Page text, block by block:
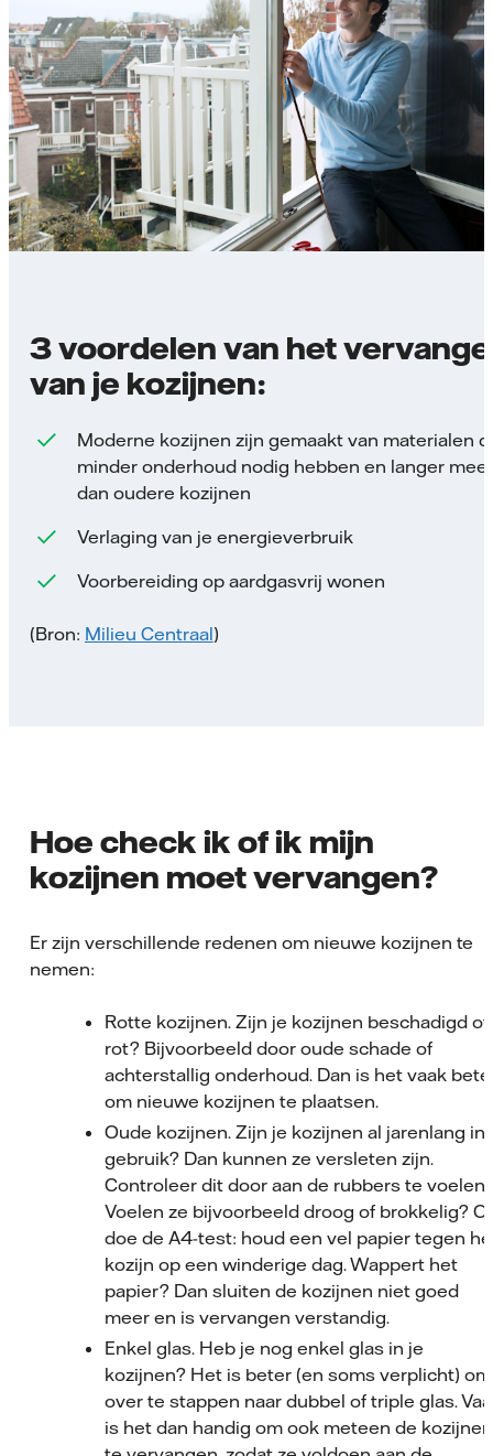
3 voordelen van het
van je kozijnen:
Moderne kozijnen zijn gemaakt van materialen
minder onderhoud nodig hebben en langer
dan oudere kozijnen
Verlaging van je energieverbruik
Voorbereiding op aardgasvrij wonen
(Bron: Milieu Centraal)
Hoe check ik of ik mijn
kozijnen moet vervangen?
Er zijn verschillende redenen om nieuwe kozijnen te
nemen:
Rotte kozijnen. Zijn je kozijnen beschadigd of
rot? Bijvoorbeeld door oude schade of
achterstallig onderhoud. Dan is het vaak
om nieuwe kozijnen te plaatsen.
Oude kozijnen. Zijn je kozijnen al jarenlang in
gebruik? Dan kunnen ze versleten zijn.
Controleer dit door aan de rubbers te voelen.
Voelen ze bijvoorbeeld droog of brokkelig? Of
doe de A4-test: houd een vel papier tegen
kozijn op een winderige dag. Wappert het
papier? Dan sluiten de kozijnen niet goed
meer en is vervangen verstandig.
Enkel glas. Heb je nog enkel glas in je
kozijnen? Het is beter (en soms verplicht) om
over te stappen naar dubbel of triple glas.
is het dan handig om ook meteen de kozijnen